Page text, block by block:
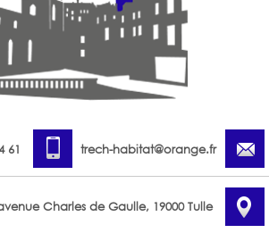
61 trech-habitat@orange.fr
Charles de Gaulle, 19000 Tulle